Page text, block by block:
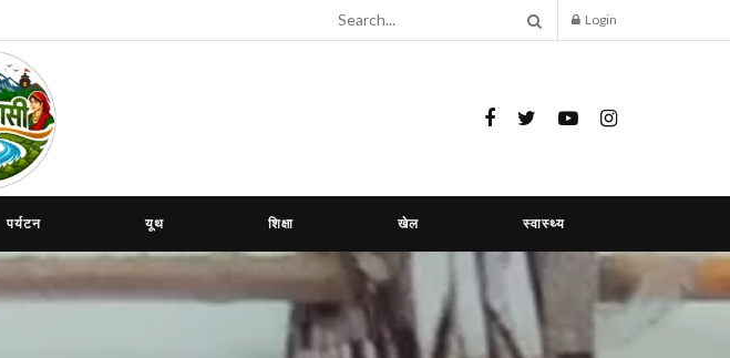
Login
पर्यटन यूथ शिक्षा खेल स्वास्थ्य